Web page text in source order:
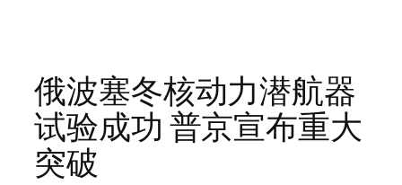
俄波塞冬核动力潜航器
试验成功 普京宣布重大
突破